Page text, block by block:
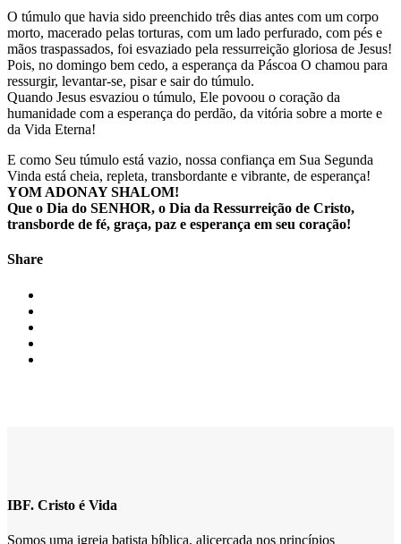
O túmulo que havia sido preenchido três dias antes com um corpo
morto, macerado pelas torturas, com um lado perfurado, com pés e
mãos traspassados, foi esvaziado pela ressurreição gloriosa de Jesus!
Pois, no domingo bem cedo, a esperança da Páscoa O chamou para
ressurgir, levantar-se, pisar e sair do túmulo.
Quando Jesus esvaziou o túmulo, Ele povoou o coração da
humanidade com a esperança do perdão, da vitória sobre a morte e
da Vida Eterna!
E como Seu túmulo está vazio, nossa confiança em Sua Segunda
Vinda está cheia, repleta, transbordante e vibrante, de esperança!
YOM ADONAY SHALOM!
Que o Dia do SENHOR, o Dia da Ressurreição de Cristo,
transborde de fé, graça, paz e esperança em seu coração!
Share
IBF. Cristo é Vida
Somos uma igreja batista bíblica, alicerçada nos princípios